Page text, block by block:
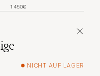
1 450€
NICHT AUF LAGER